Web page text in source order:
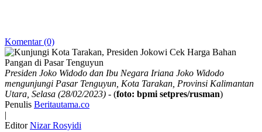
Komentar (0)
Presiden Joko Widodo dan Ibu Negara Iriana Joko Widodo
mengunjungi Pasar Tenguyun, Kota Tarakan, Provinsi Kalimantan
Utara, Selasa (28/02/2023) - (foto: bpmi setpres/rusman)
Penulis Beritautama.co
|
Editor Nizar Rosyidi